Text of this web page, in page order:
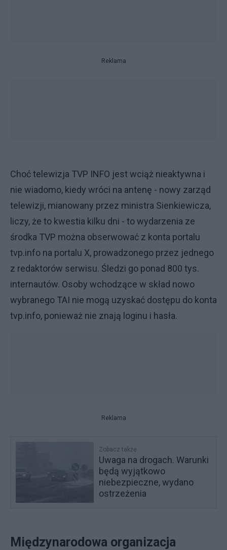
Reklama
Choć telewizja TVP INFO jest wciąż nieaktywna i
nie wiadomo, kiedy wróci na antenę - nowy zarząd
telewizji, mianowany przez ministra Sienkiewicza,
liczy, że to kwestia kilku dni - to wydarzenia ze
środka TVP można obserwować z konta portalu
tvp.info na portalu X, prowadzonego przez jednego
z redaktorów serwisu. Śledzi go ponad 800 tys.
internautów. Osoby wchodzące w skład nowo
wybranego TAI nie mogą uzyskać dostępu do konta
tvp.info, ponieważ nie znają loginu i hasła.
Reklama
Zobacz także
Uwaga na drogach. Warunki
będą wyjątkowo
niebezpieczne, wydano
ostrzeżenia
Międzynarodowa organizacja